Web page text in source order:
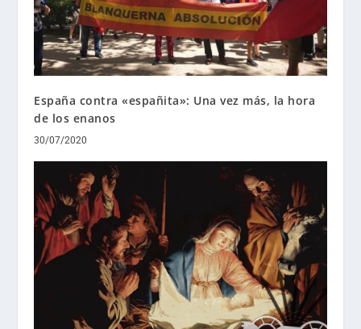
España contra «españita»: Una vez más, la hora
de los enanos
30/07/2020